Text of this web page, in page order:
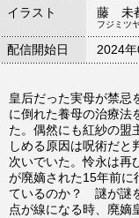
イラスト 藤 未
フジミツヤ
配信開始日 2024
皇后だった実母が禁忌
に倒れた養母の治療法
た。偶然にも紅紗の盟
しめる原因は呪術だと
次いでいた。怜永は再
が廃嫡された15年前に
ているのか？ 謎が謎
点が線になる時、廃嫡